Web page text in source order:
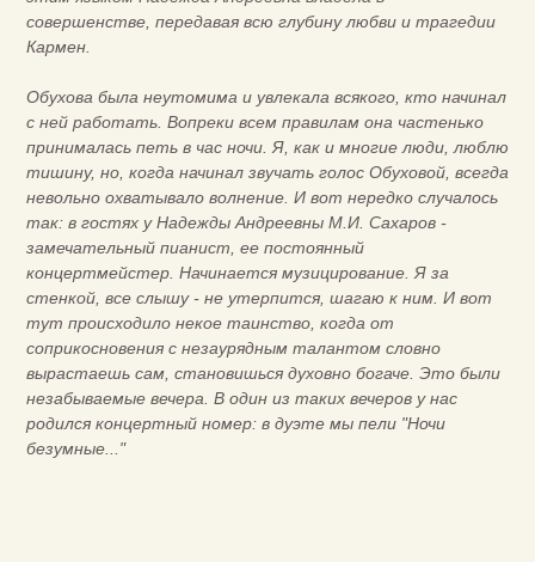
совершенстве, передавая всю глубину любви и трагедии
Кармен.
Обухова была неутомима и увлекала всякого, кто начинал
с ней работать. Вопреки всем правилам она частенько
принималась петь в час ночи. Я, как и многие люди, люблю
тишину, но, когда начинал звучать голос Обуховой, всегда
невольно охватывало волнение. И вот нередко случалось
так: в гостях у Надежды Андреевны М.И. Сахаров -
замечательный пианист, ее постоянный
концертмейстер. Начинается музицирование. Я за
стенкой, все слышу - не утерпится, шагаю к ним. И вот
тут происходило некое таинство, когда от
соприкосновения с незаурядным талантом словно
вырастаешь сам, становишься духовно богаче. Это были
незабываемые вечера. В один из таких вечеров у нас
родился концертный номер: в дуэте мы пели "Ночи
безумные..."